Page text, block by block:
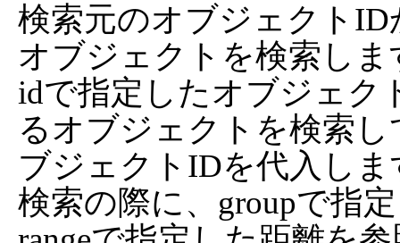
検索元のオブジェクト
オブジェクトを検索しま
idで指定したオブジェク
るオブジェクトを検索
ブジェクトIDを代入しま
検索の際に、groupで指